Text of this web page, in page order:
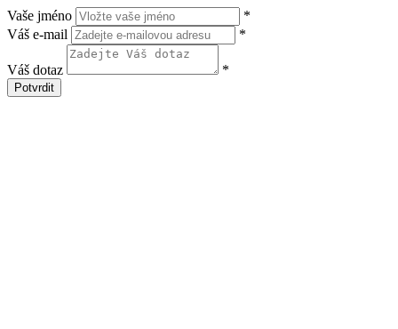
Vaše jméno
*
Váš e-mail
*
Váš dotaz *
Potvrdit